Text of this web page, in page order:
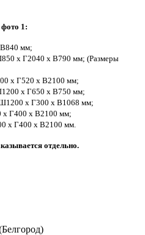
1:
мм;
х Г2040 х В790 мм; (Размеры
х Г520 х В2100 мм;
х Г650 х В750 мм;
х Г300 х В1068 мм;
Г400 х В2100 мм;
х Г400 х В2100 мм.
отдельно.